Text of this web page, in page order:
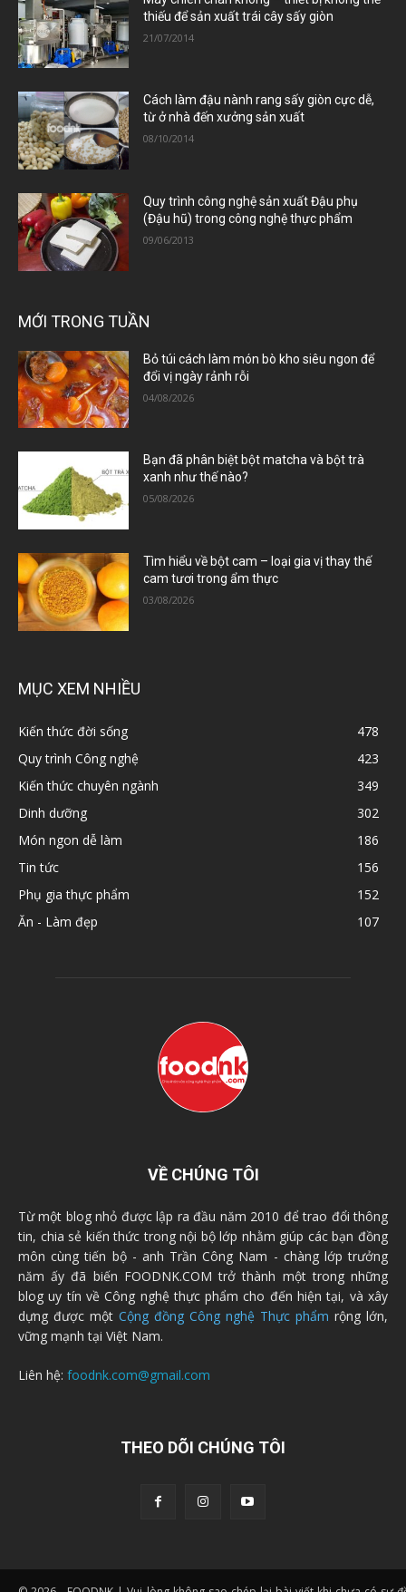
thiếu để sản xuất trái cây sấy giòn
21/07/2014
Cách làm đậu nành rang sấy giòn cực dễ,
từ ở nhà đến xưởng sản xuất
08/10/2014
Quy trình công nghệ sản xuất Đậu phụ
(Đậu hũ) trong công nghệ thực phẩm
09/06/2013
MỚI TRONG TUẦN
Bỏ túi cách làm món bò kho siêu ngon để
đổi vị ngày rảnh rỗi
04/08/2026
Bạn đã phân biệt bột matcha và bột trà
xanh như thế nào?
05/08/2026
Tìm hiểu về bột cam – loại gia vị thay thế
cam tươi trong ẩm thực
03/08/2026
MỤC XEM NHIỀU
Kiến thức đời sống
478
Quy trình Công nghệ
423
Kiến thức chuyên ngành
349
Dinh dưỡng
302
Món ngon dễ làm
186
Tin tức
156
Phụ gia thực phẩm
152
Ăn - Làm đẹp
107
VỀ CHÚNG TÔI
Từ một blog nhỏ được lập ra đầu năm 2010 để trao đổi thông
tin, chia sẻ kiến thức trong nội bộ lớp nhằm giúp các bạn đồng
môn cùng tiến bộ - anh Trần Công Nam - chàng lớp trưởng
năm ấy đã biến FOODNK.COM trở thành một trong những
blog uy tín về Công nghệ thực phẩm cho đến hiện tại, và xây
dựng được một Cộng đồng Công nghệ Thực phẩm rộng lớn,
vững mạnh tại Việt Nam.
Liên hệ: foodnk.com@gmail.com
THEO DÕI CHÚNG TÔI